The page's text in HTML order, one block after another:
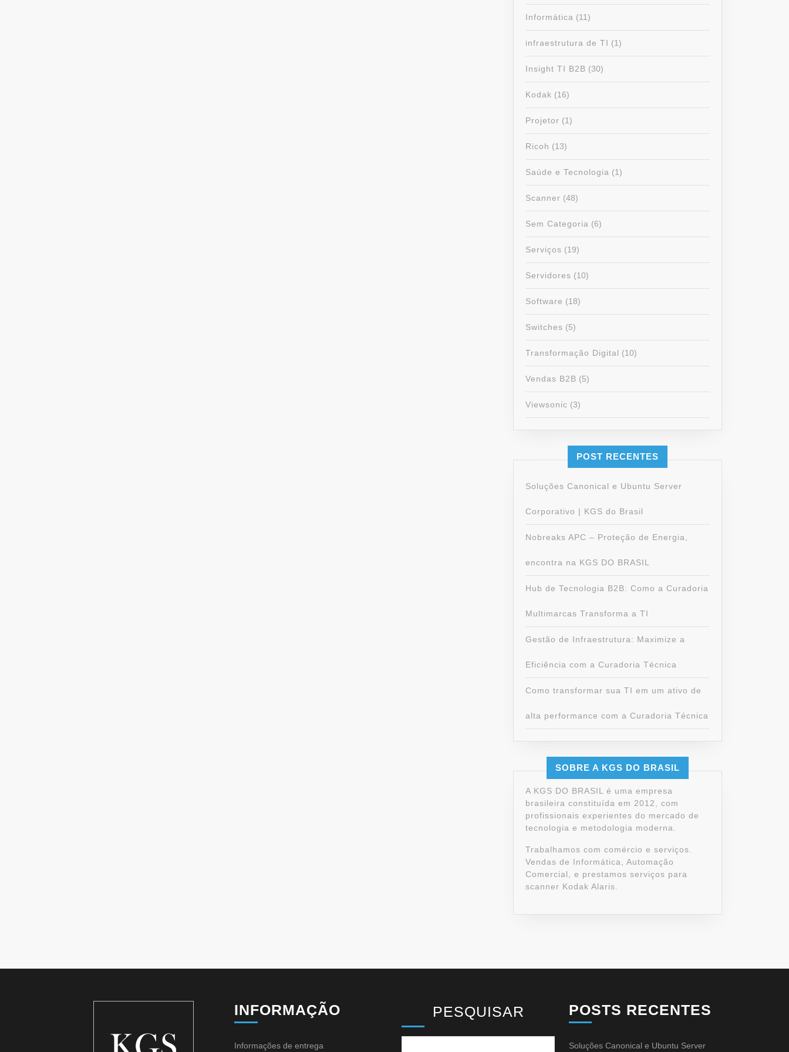
Informática (11)
infraestrutura de TI (1)
Insight TI B2B (30)
Kodak (16)
Projetor (1)
Ricoh (13)
Saúde e Tecnologia (1)
Scanner (48)
Sem Categoria (6)
Serviços (19)
Servidores (10)
Software (18)
Switches (5)
Transformação Digital (10)
Vendas B2B (5)
Viewsonic (3)
POST RECENTES
Soluções Canonical e Ubuntu Server
Corporativo | KGS do Brasil
Nobreaks APC – Proteção de Energia,
encontra na KGS DO BRASIL
Hub de Tecnologia B2B: Como a Curadoria
Multimarcas Transforma a TI
Gestão de Infraestrutura: Maximize a
Eficiência com a Curadoria Técnica
Como transformar sua TI em um ativo de
alta performance com a Curadoria Técnica
SOBRE A KGS DO BRASIL
A KGS DO BRASIL é uma empresa
brasileira constituída em 2012, com
profissionais experientes do mercado de
tecnologia e metodologia moderna.
Trabalhamos com comércio e serviços.
Vendas de Informática, Automação
Comercial, e prestamos serviços para
scanner Kodak Alaris.
INFORMAÇÃO
Informações de entrega
PESQUISAR POSTS RECENTES
Soluções Canonical e Ubuntu Server